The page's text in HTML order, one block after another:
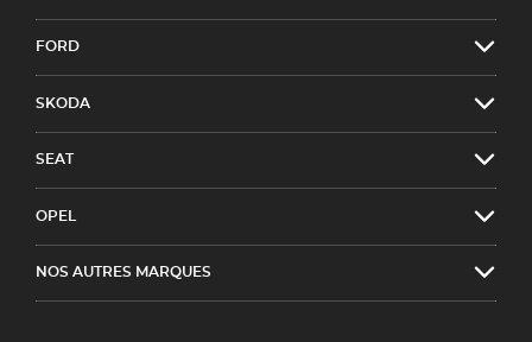
FORD
SKODA
SEAT
OPEL
NOS AUTRES MARQUES